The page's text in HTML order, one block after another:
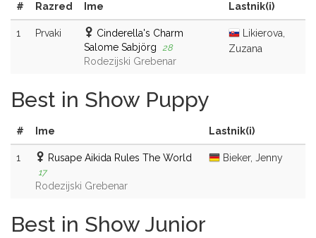
# Razred Ime Lastnik(i)
1 Prvaki
Cinderella's Charm
Salome Sabjörg 28
Rodezijski Grebenar
Likierova,
Zuzana
Best in Show Puppy
# Ime Lastnik(i)
1 Rusape Aikida Rules The World
17
Rodezijski Grebenar
Bieker, Jenny
Best in Show Junior